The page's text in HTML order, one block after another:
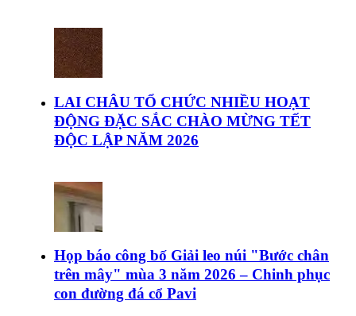
LAI CHÂU TỔ CHỨC NHIỀU HOẠT
ĐỘNG ĐẶC SẮC CHÀO MỪNG TẾT
ĐỘC LẬP NĂM 2026
Họp báo công bố Giải leo núi "Bước chân
trên mây" mùa 3 năm 2026 – Chinh phục
con đường đá cổ Pavi